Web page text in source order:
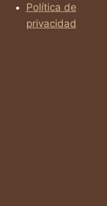
Política de
privacidad